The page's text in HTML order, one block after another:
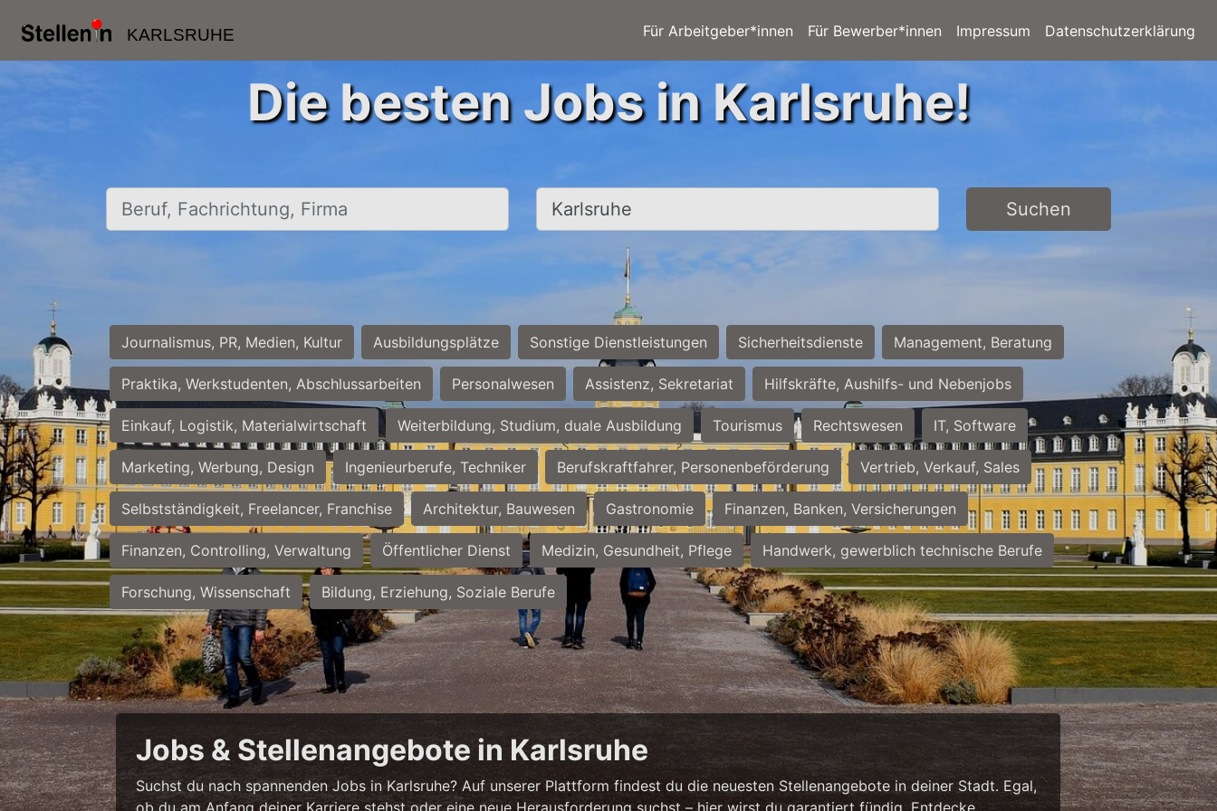
KARLSRUHE Für Arbeitgeber*innen Für Bewerber*innen Impressum Datenschutzerklärung
Die besten Jobs in Karlsruhe!
Beruf, Fachrichtung, Firma Ort, Stadt Suchen
Journalismus, PR, Medien, Kultur Ausbildungsplätze Sonstige Dienstleistungen Sicherheitsdienste Management, Beratung
Praktika, Werkstudenten, Abschlussarbeiten Personalwesen Assistenz, Sekretariat Hilfskräfte, Aushilfs- und Nebenjobs
Einkauf, Logistik, Materialwirtschaft Weiterbildung, Studium, duale Ausbildung Tourismus Rechtswesen IT, Software
Marketing, Werbung, Design Ingenieurberufe, Techniker Berufskraftfahrer, Personenbeförderung Vertrieb, Verkauf, Sales
Selbstständigkeit, Freelancer, Franchise Architektur, Bauwesen Gastronomie Finanzen, Banken, Versicherungen
Finanzen, Controlling, Verwaltung Öffentlicher Dienst Medizin, Gesundheit, Pflege Handwerk, gewerblich technische Berufe
Forschung, Wissenschaft Bildung, Erziehung, Soziale Berufe
Jobs & Stellenangebote in Karlsruhe
Suchst du nach spannenden Jobs in Karlsruhe? Auf unserer Plattform findest du die neuesten Stellenangebote in deiner Stadt. Egal,